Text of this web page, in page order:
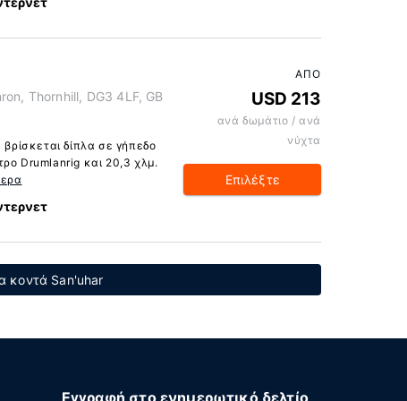
Thornhill, DG3 4LF, GB
δίπλα σε γήπεδο
Drumlanrig και 20,3 χλμ.
ΑΠΌ
USD 213
ανά δωμάτιο / ανά
νύχτα
Επιλέξτε
κοντά San'uhar
Εγγραφή στο ενημερωτικό δελτίο